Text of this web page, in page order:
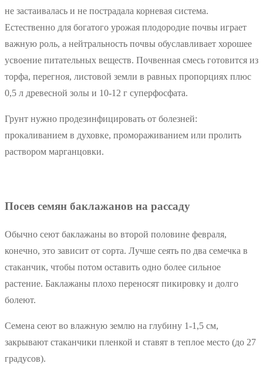
не застаивалась и не пострадала корневая система.
Естественно для богатого урожая плодородие почвы играет
важную роль, а нейтральность почвы обуславливает хорошее
усвоение питательных веществ. Почвенная смесь готовится из
торфа, перегноя, листовой земли в равных пропорциях плюс
0,5 л древесной золы и 10-12 г суперфосфата.
Грунт нужно продезинфицировать от болезней:
прокаливанием в духовке, промораживанием или пролить
раствором марганцовки.
Посев семян баклажанов на рассаду
Обычно сеют баклажаны во второй половине февраля,
конечно, это зависит от сорта. Лучше сеять по два семечка в
стаканчик, чтобы потом оставить одно более сильное
растение. Баклажаны плохо переносят пикировку и долго
болеют.
Семена сеют во влажную землю на глубину 1-1,5 см,
закрывают стаканчики пленкой и ставят в теплое место (до 27
градусов).